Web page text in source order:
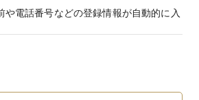
や電話番号などの登録情報が自動的に入